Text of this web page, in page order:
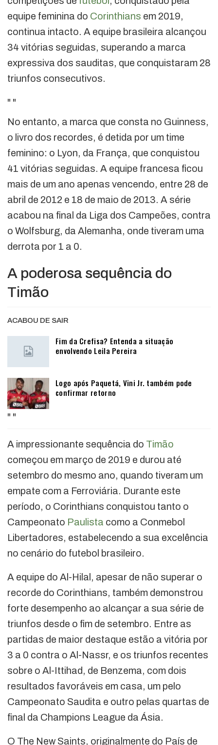
equipe feminina do Corinthians em 2019,
continua intacto. A equipe brasileira alcançou
34 vitórias seguidas, superando a marca
expressiva dos sauditas, que conquistaram 28
triunfos consecutivos.
" "
No entanto, a marca que consta no Guinness,
o livro dos recordes, é detida por um time
feminino: o Lyon, da França, que conquistou
41 vitórias seguidas. A equipe francesa ficou
mais de um ano apenas vencendo, entre 28 de
abril de 2012 e 18 de maio de 2013. A série
acabou na final da Liga dos Campeões, contra
o Wolfsburg, da Alemanha, onde tiveram uma
derrota por 1 a 0.
A poderosa sequência do
Timão
ACABOU DE SAIR
Fim da Crefisa? Entenda a situação
envolvendo Leila Pereira
Logo após Paquetá, Vini Jr. também pode
confirmar retorno
" "
A impressionante sequência do Timão
começou em março de 2019 e durou até
setembro do mesmo ano, quando tiveram um
empate com a Ferroviária. Durante este
período, o Corinthians conquistou tanto o
Campeonato Paulista como a Conmebol
Libertadores, estabelecendo a sua excelência
no cenário do futebol brasileiro.
A equipe do Al-Hilal, apesar de não superar o
recorde do Corinthians, também demonstrou
forte desempenho ao alcançar a sua série de
triunfos desde o fim de setembro. Entre as
partidas de maior destaque estão a vitória por
3 a 0 contra o Al-Nassr, e os triunfos recentes
sobre o Al-Ittihad, de Benzema, com dois
resultados favoráveis em casa, um pelo
Campeonato Saudita e outro pelas quartas de
final da Champions League da Ásia.
O The New Saints, originalmente do País de